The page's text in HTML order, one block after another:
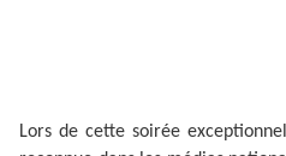
Lors de cette soirée